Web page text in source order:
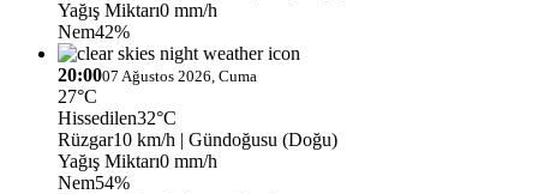
Yağış Miktarı0 mm/h
Nem42%
20:0007 Ağustos 2026, Cuma
27°C
Hissedilen32°C
Rüzgar10 km/h | Gündoğusu (Doğu)
Yağış Miktarı0 mm/h
Nem54%